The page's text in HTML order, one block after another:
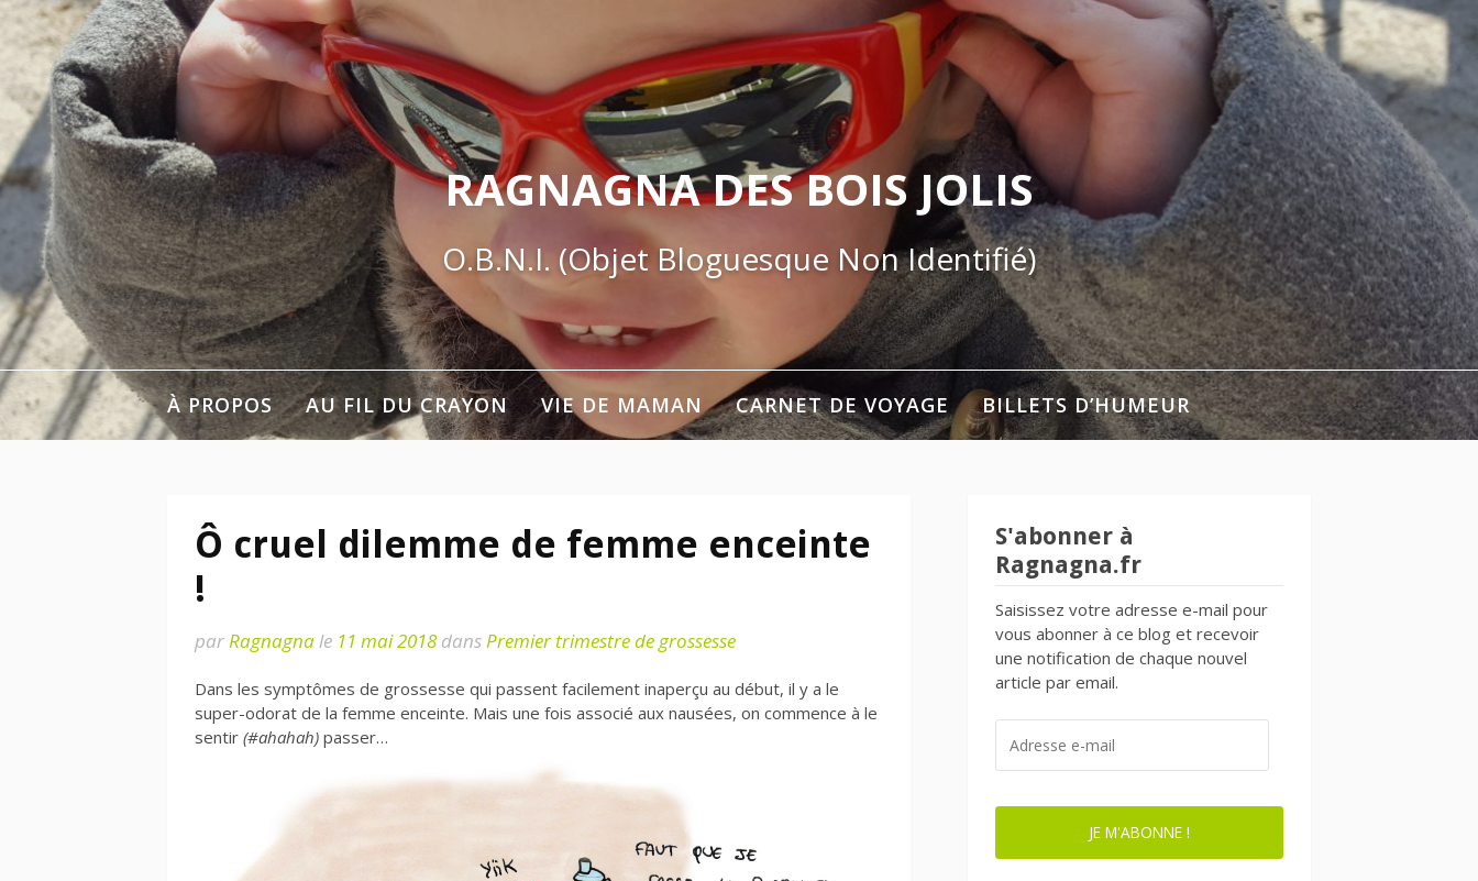
Aller
au
contenu
RAGNAGNA DES BOIS JOLIS
O.B.N.I. (Objet Bloguesque Non Identifié)
À PROPOS AU FIL DU CRAYON VIE DE MAMAN CARNET DE VOYAGE BILLETS D’HUMEUR
Ô cruel dilemme de femme enceinte
!
parRagnagnale 11 mai 2018dansPremier trimestre de grossesse
Dans les symptômes de grossesse qui passent facilement inaperçu au début, il y a le
super-odorat de la femme enceinte. Mais une fois associé aux nausées, on commence à le
sentir (#ahahah) passer…
S'abonner à
Ragnagna.fr
Saisissez votre adresse e-mail pour
vous abonner à ce blog et recevoir
une notification de chaque nouvel
article par email.
MAIL
JE M'ABONNE !